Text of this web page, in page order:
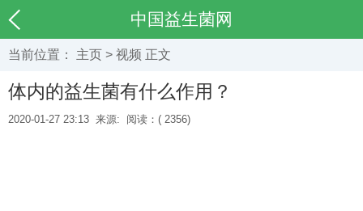
中国益生菌网
当前位置： 主页 > 视频 正文
体内的益生菌有什么作用？
2020-01-27 23:13 来源: 阅读：( 2356)